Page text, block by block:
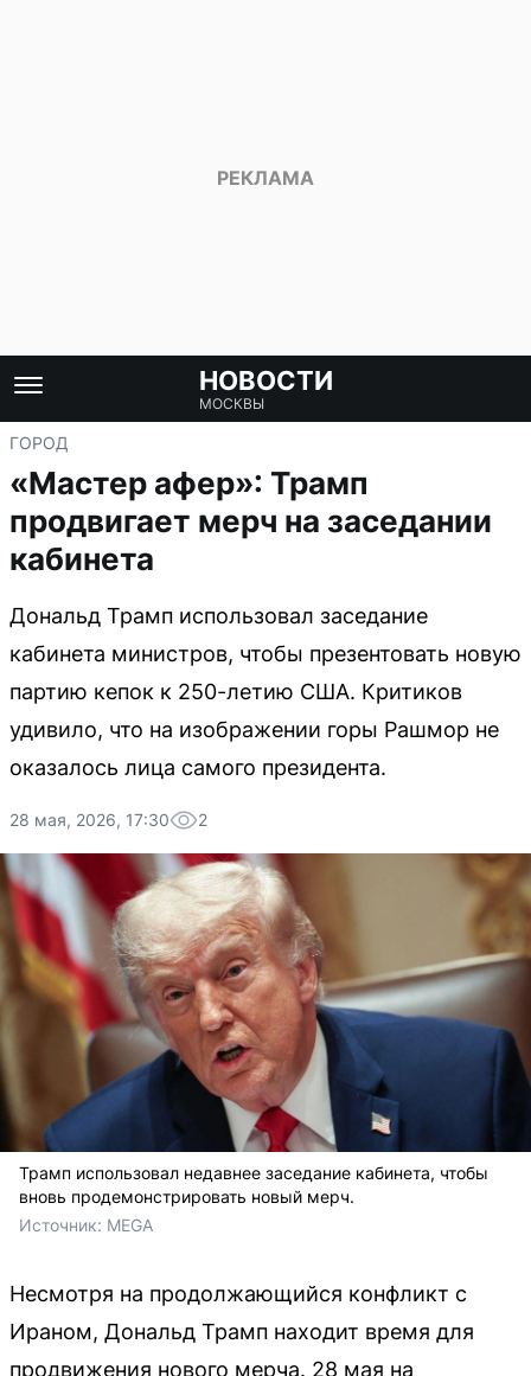
НОВОСТИ
МОСКВЫ
ГОРОД
«Мастер афер»: Трамп
продвигает мерч на заседании
кабинета
Дональд Трамп использовал заседание
кабинета министров, чтобы презентовать новую
партию кепок к 250-летию США. Критиков
удивило, что на изображении горы Рашмор не
оказалось лица самого президента.
28 мая, 2026, 17:30 2
Трамп использовал недавнее заседание кабинета, чтобы
вновь продемонстрировать новый мерч.
Источник: MEGA
Несмотря на продолжающийся конфликт с
Ираном, Дональд Трамп находит время для
продвижения нового мерча. 28 мая на